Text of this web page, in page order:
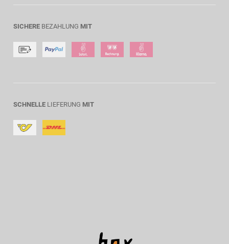
SICHERE BEZAHLUNG MIT
SCHNELLE LIEFERUNG MIT